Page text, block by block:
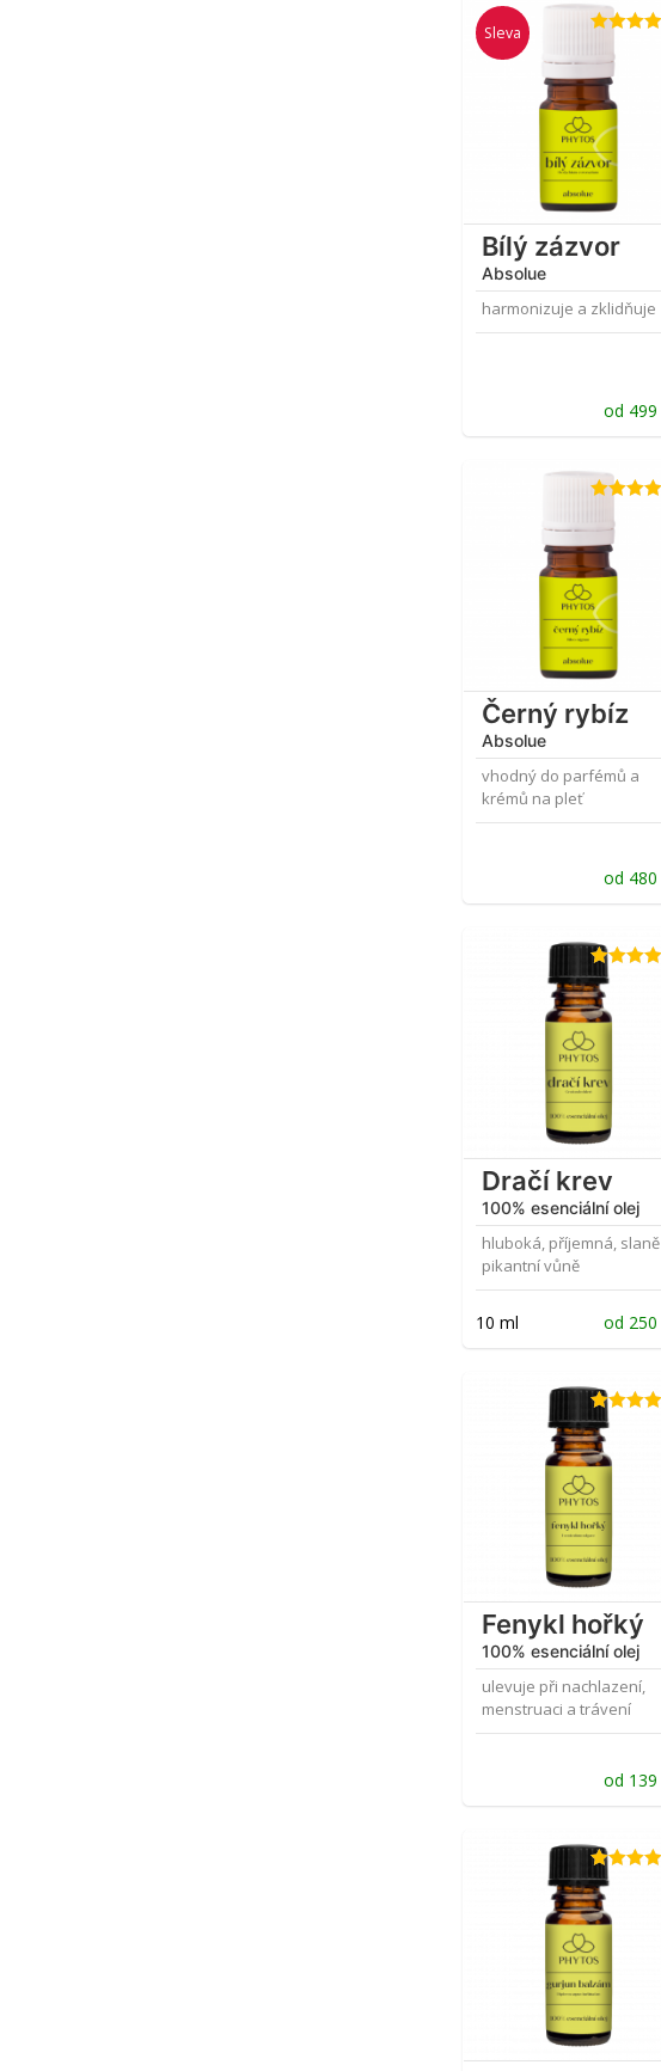
Sleva
Bílý zázvor
Absolue
harmonizuje a zklidňuje
5.00
od 499
Černý rybíz
Absolue
vhodný do parfémů a
krémů na pleť
4.86
od 480
Dračí krev
100% esenciální olej
hluboká, příjemná, slaně
pikantní vůně
10 ml
Hodnocení
4.80
od 250
Fenykl hořký
100% esenciální olej
ulevuje při nachlazení,
menstruaci a trávení
Hodnocení
4.75
od 139
Hodnocení
4.38